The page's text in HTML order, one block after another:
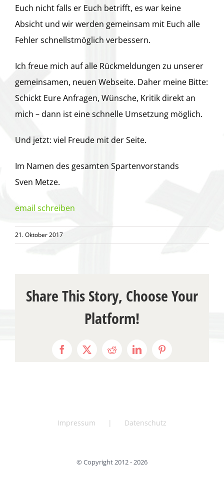
Euch nicht falls er Euch betrifft, es war keine
Absicht und wir werden gemeinsam mit Euch alle
Fehler schnellstmöglich verbessern.
Ich freue mich auf alle Rückmeldungen zu unserer
gemeinsamen, neuen Webseite. Daher meine Bitte:
Schickt Eure Anfragen, Wünsche, Kritik direkt an
mich – dann ist eine schnelle Umsetzung möglich.
Und jetzt: viel Freude mit der Seite.
Im Namen des gesamten Spartenvorstands
Sven Metze.
email schreiben
21. Oktober 2017
Share This Story, Choose Your
Platform!
Facebook
X RedditLinkedInPinterest
Impressum Datenschutz
© Copyright 2012 -2026